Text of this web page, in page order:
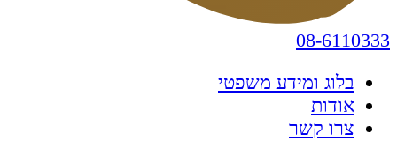
08-6110333
בלוג ומידע משפטי
אודות
צרו קשר